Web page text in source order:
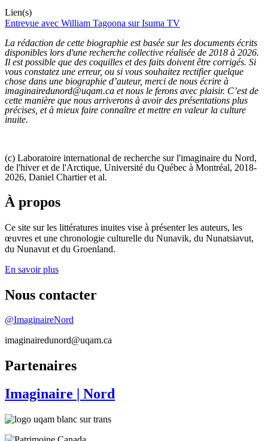
Lien(s)
Entrevue avec William Tagoona sur Isuma TV
La rédaction de cette biographie est basée sur les documents écrits
disponibles lors d'une recherche collective réalisée de 2018 à 2026.
Il est possible que des coquilles et des faits doivent être corrigés. Si
vous constatez une erreur, ou si vous souhaitez rectifier quelque
chose dans une biographie d’auteur, merci de nous écrire à
imaginairedunord@uqam.ca et nous le ferons avec plaisir. C’est de
cette manière que nous arriverons à avoir des présentations plus
précises, et à mieux faire connaître et mettre en valeur la culture
inuite.
(c) Laboratoire international de recherche sur l'imaginaire du Nord,
de l'hiver et de l'Arctique, Université du Québec à Montréal, 2018-
2026, Daniel Chartier et al.
À propos
Ce site sur les littératures inuites vise à présenter les auteurs, les
œuvres et une chronologie culturelle du Nunavik, du Nunatsiavut,
du Nunavut et du Groenland.
En savoir plus
Nous contacter
@ImaginaireNord
imaginairedunord@uqam.ca
Partenaires
Imaginaire
| Nord